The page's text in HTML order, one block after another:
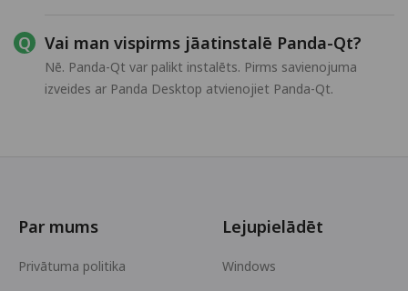
Vai man vispirms jāatinstalē Panda-Qt?
Nē. Panda-Qt var palikt instalēts. Pirms savienojuma
izveides ar Panda Desktop atvienojiet Panda-Qt.
Par mums
Privātuma politika
Lejupielādēt
Windows